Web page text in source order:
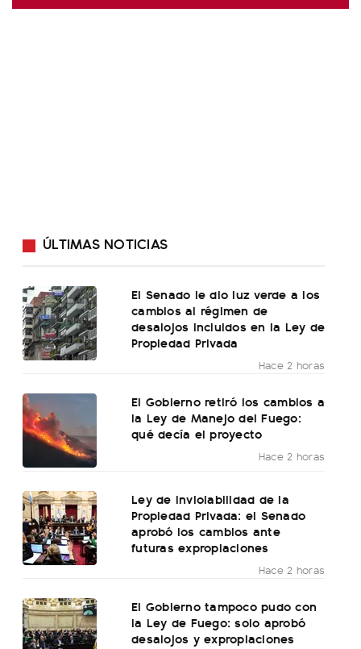
ÚLTIMAS NOTICIAS
El Senado le dio luz verde a los
cambios al régimen de
desalojos incluidos en la Ley de
Propiedad Privada
Hace 2 horas
El Gobierno retiró los cambios a
la Ley de Manejo del Fuego:
qué decía el proyecto
Hace 2 horas
Ley de Inviolabilidad de la
Propiedad Privada: el Senado
aprobó los cambios ante
futuras expropiaciones
Hace 2 horas
El Gobierno tampoco pudo con
la Ley de Fuego: solo aprobó
desalojos y expropiaciones